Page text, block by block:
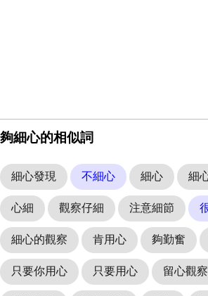
夠細心的相似詞
細心發現 不細心 細心 細
心細 觀察仔細 注意細節
細心的觀察 肯用心 夠勤奮
只要你用心 只要用心 留心觀察